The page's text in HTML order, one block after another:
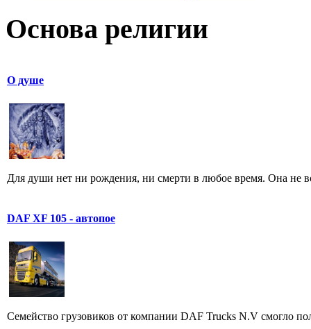
Основа религии
О душе
Для души нет ни рождения, ни смерти в любое время. Она не
DAF XF 105 - автопое
Семейство грузовиков от компании DAF Trucks N.V смогло